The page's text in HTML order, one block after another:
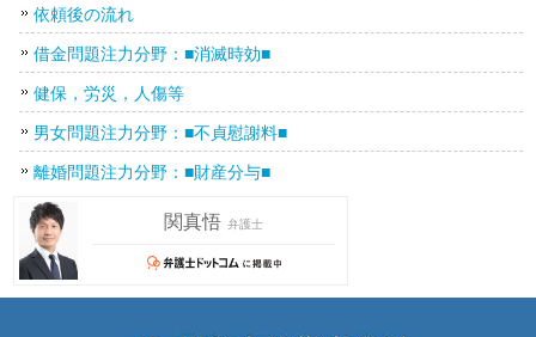
依頼後の流れ
借金問題注力分野：■消滅時効■
健保，労災，人傷等
男女問題注力分野：■不貞慰謝料■
離婚問題注力分野：■財産分与■